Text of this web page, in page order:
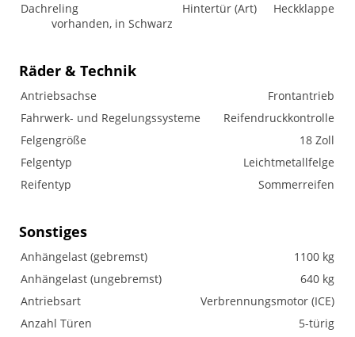
Dachreling
vorhanden, in Schwarz
Hintertür (Art) Heckklappe
Räder & Technik
Antriebsachse
Frontantrieb
Fahrwerk- und Regelungssysteme
Reifendruckkontrolle
Felgengröße
18 Zoll
Felgentyp
Leichtmetallfelge
Reifentyp
Sommerreifen
Sonstiges
Anhängelast (gebremst)
1100 kg
Anhängelast (ungebremst)
640 kg
Antriebsart
Verbrennungsmotor (ICE)
Anzahl Türen
5-türig